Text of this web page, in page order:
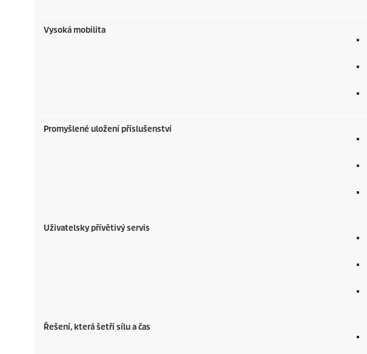
Vysoká mobilita
Promyšlené uložení příslušenství
Uživatelsky přívětivý servis
Řešení, která šetří sílu a čas